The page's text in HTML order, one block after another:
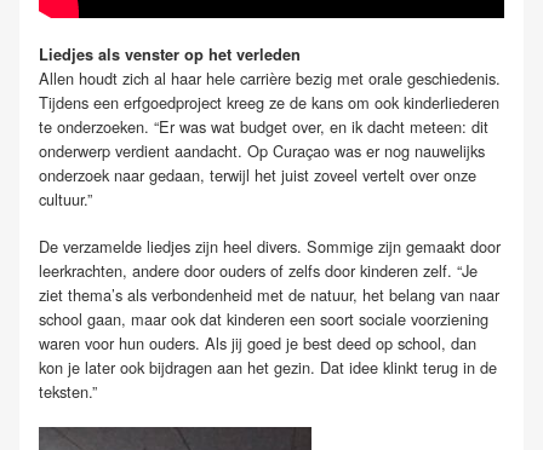
Liedjes als venster op het verleden
Allen houdt zich al haar hele carrière bezig met orale geschiedenis.
Tijdens een erfgoedproject kreeg ze de kans om ook kinderliederen
te onderzoeken. “Er was wat budget over, en ik dacht meteen: dit
onderwerp verdient aandacht. Op Curaçao was er nog nauwelijks
onderzoek naar gedaan, terwijl het juist zoveel vertelt over onze
cultuur.”
De verzamelde liedjes zijn heel divers. Sommige zijn gemaakt door
leerkrachten, andere door ouders of zelfs door kinderen zelf. “Je
ziet thema’s als verbondenheid met de natuur, het belang van naar
school gaan, maar ook dat kinderen een soort sociale voorziening
waren voor hun ouders. Als jij goed je best deed op school, dan
kon je later ook bijdragen aan het gezin. Dat idee klinkt terug in de
teksten.”